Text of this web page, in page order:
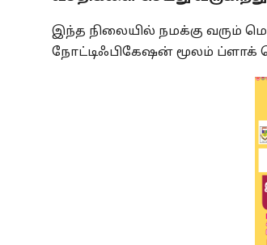
இந்த நிலையில் நமக்கு வரும்
நோட்டிஃபிகேஷன் மூலம் ப்ளாக்